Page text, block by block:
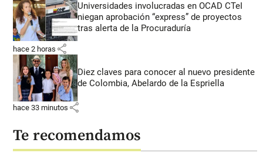
Universidades involucradas en OCAD CTeI
niegan aprobación “express” de proyectos
tras alerta de la Procuraduría
hace 2 horas share
Diez claves para conocer al nuevo presidente
de Colombia, Abelardo de la Espriella
hace 33 minutos share
Te recomendamos